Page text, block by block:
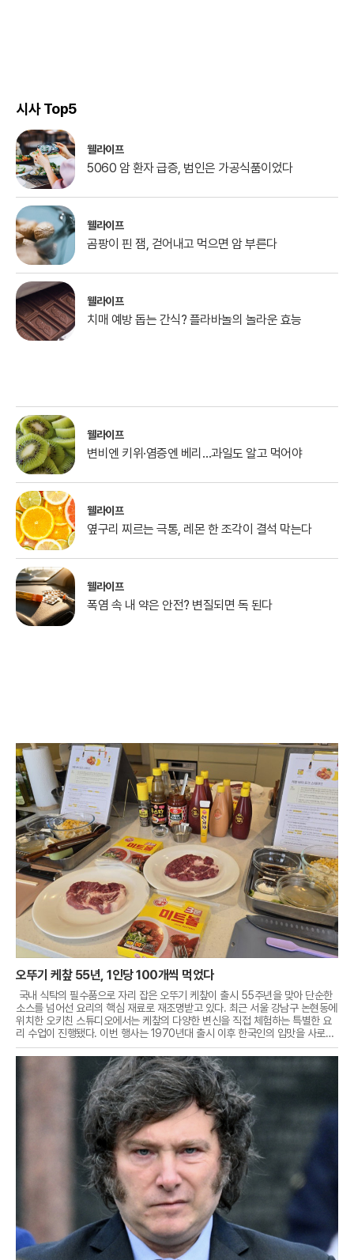
시사 Top5
웰라이프
5060 암 환자 급증, 범인은 가공식품이었다
웰라이프
곰팡이 핀 잼, 걷어내고 먹으면 암 부른다
웰라이프
치매 예방 돕는 간식? 플라바놀의 놀라운 효능
웰라이프
변비엔 키위·염증엔 베리…과일도 알고 먹어야
웰라이프
옆구리 찌르는 극통, 레몬 한 조각이 결석 막는다
웰라이프
폭염 속 내 약은 안전? 변질되면 독 된다
오뚜기 케챂 55년, 1인당 100개씩 먹었다
국내 식탁의 필수품으로 자리 잡은 오뚜기 케챂이 출시 55주년을 맞아 단순한
소스를 넘어선 요리의 핵심 재료로 재조명받고 있다. 최근 서울 강남구 논현동에
위치한 오키친 스튜디오에서는 케챂의 다양한 변신을 직접 체험하는 특별한 요
리 수업이 진행됐다. 이번 행사는 1970년대 출시 이후 한국인의 입맛을 사로잡
으며